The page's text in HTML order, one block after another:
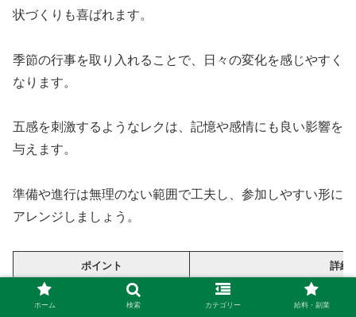
状づくりも喜ばれます。
季節の行事を取り入れることで、日々の変化を感じやすく
なります。
五感を刺激するようなレクは、記憶や感情にも良い影響を
与えます。
準備や進行は無理のない範囲で工夫し、参加しやすい形に
アレンジしましょう。
ポイント 詳細
季節の変化を感じやすくなる
行事や自然のテーマを取り入れる
ホーム 検索 カテゴリー 給料・副業